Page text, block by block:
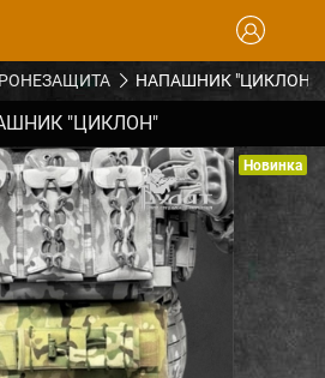
НАПАШНИК "ЦИКЛОН"
"ЦИКЛОН"
Новинка